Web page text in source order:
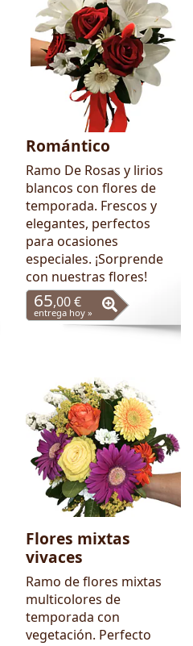
Romántico
Ramo De Rosas y lirios
blancos con flores de
temporada. Frescos y
elegantes, perfectos
para ocasiones
especiales. ¡Sorprende
con nuestras flores!
65,00 €
entrega hoy »
Flores mixtas
vivaces
Ramo de flores mixtas
multicolores de
temporada con
vegetación. Perfecto